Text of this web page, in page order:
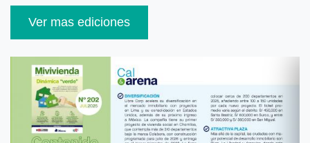
Ver mas ediciones